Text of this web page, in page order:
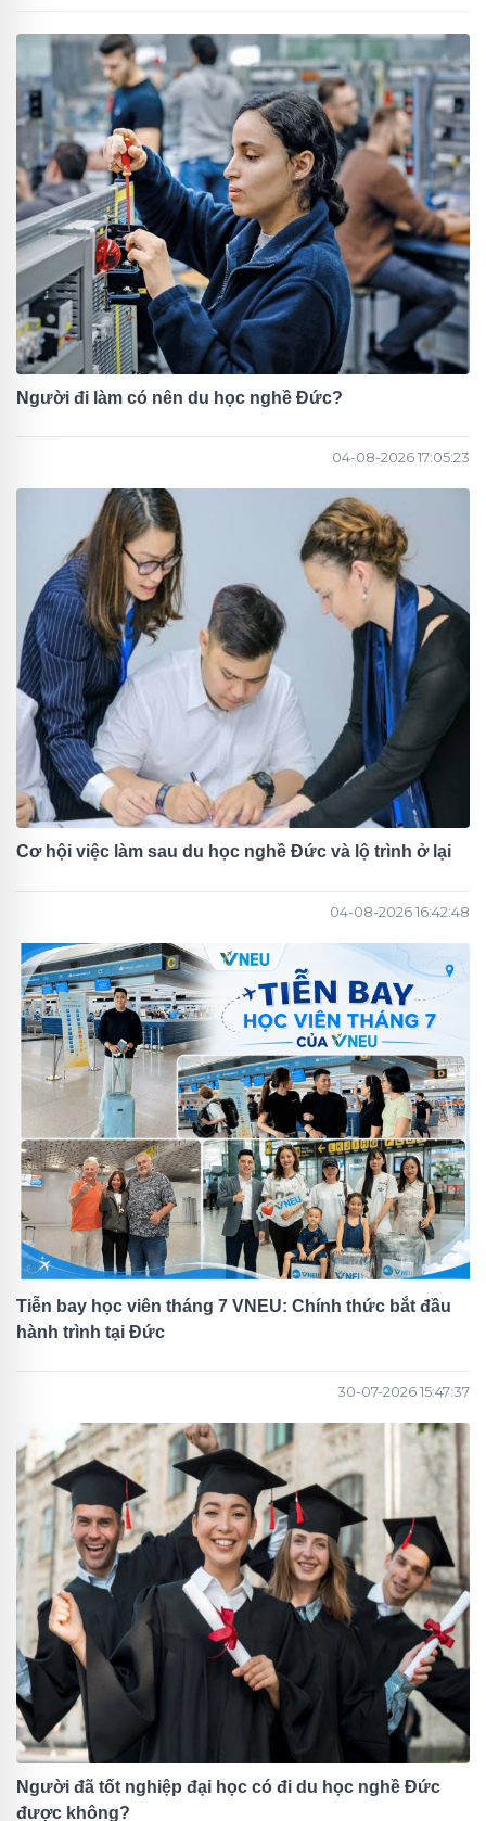
Người đi làm có nên du học nghề Đức?
04-08-2026 17:05:23
Cơ hội việc làm sau du học nghề Đức và lộ trình ở lại
04-08-2026 16:42:48
Tiễn bay học viên tháng 7 VNEU: Chính thức bắt đầu
hành trình tại Đức
30-07-2026 15:47:37
Người đã tốt nghiệp đại học có đi du học nghề Đức
được không?